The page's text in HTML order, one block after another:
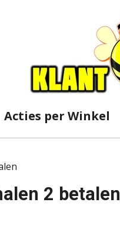
Acties per Winkel
2 betalen